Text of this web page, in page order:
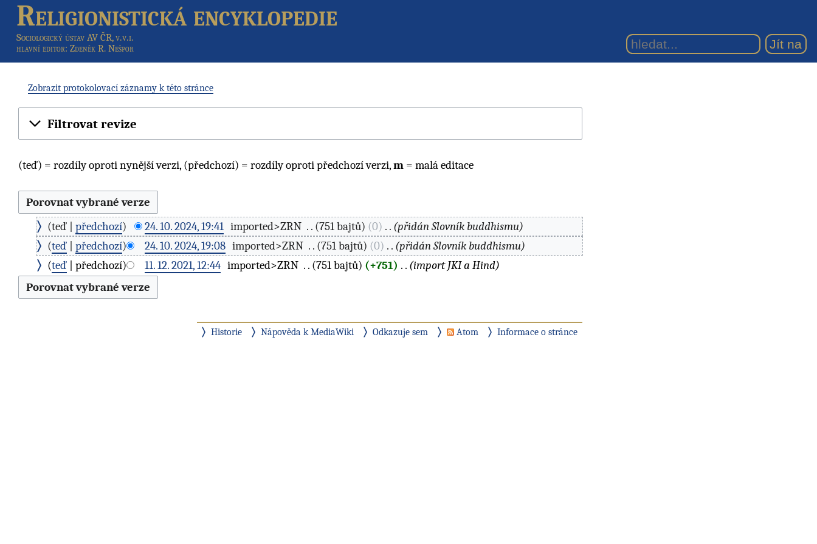
Religionistická encyklopedie
Sociologický ústav AV ČR, v.v.i.
hlavní editor: Zdeněk R. Nešpor
Zobrazit protokolovací záznamy k této stránce
Filtrovat revize
(teď) = rozdíly oproti nynější verzi, (předchozí) = rozdíly oproti předchozí verzi,m = malá editace
teď předchozí 24. 10. 2024, 19:41‎ imported>ZRN 751 bajtů 0
přidán Slovník buddhismu
teď
předchozí 24. 10. 2024, 19:08‎ imported>ZRN 751 bajtů 0
přidán Slovník buddhismu
teď
předchozí 11. 12. 2021, 12:44‎ imported>ZRN 751 bajtů +751 import JKI a Hind
Historie Nápověda k MediaWiki Odkazuje sem Atom Informace o stránce